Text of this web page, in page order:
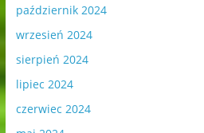
październik 2024
wrzesień 2024
sierpień 2024
lipiec 2024
czerwiec 2024